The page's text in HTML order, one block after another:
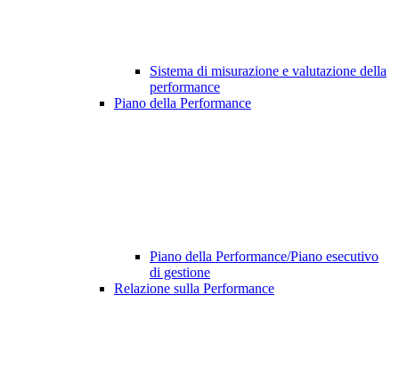
Sistema di misurazione e valutazione della
performance
Piano della Performance
Piano della Performance/Piano esecutivo
di gestione
Relazione sulla Performance